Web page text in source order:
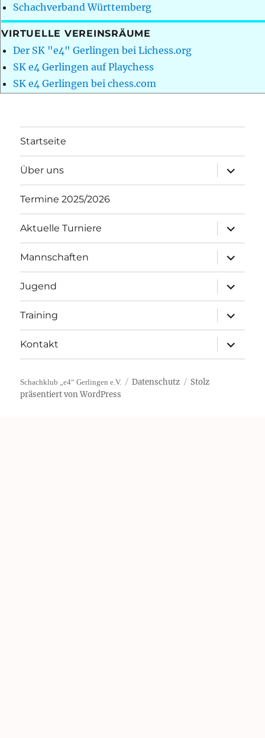
Schachverband Württemberg
VIRTUELLE VEREINSRÄUME
Der SK "e4" Gerlingen bei Lichess.org
SK e4 Gerlingen auf Playchess
SK e4 Gerlingen bei chess.com
Startseite
Über uns
öffnen
Termine 2025/2026
Aktuelle Turniere
öffnen
Mannschaften
öffnen
Jugend
öffnen
Training
öffnen
Kontakt
öffnen
Schachklub „e4“ Gerlingen e.V. Datenschutz
Stolz
präsentiert von WordPress